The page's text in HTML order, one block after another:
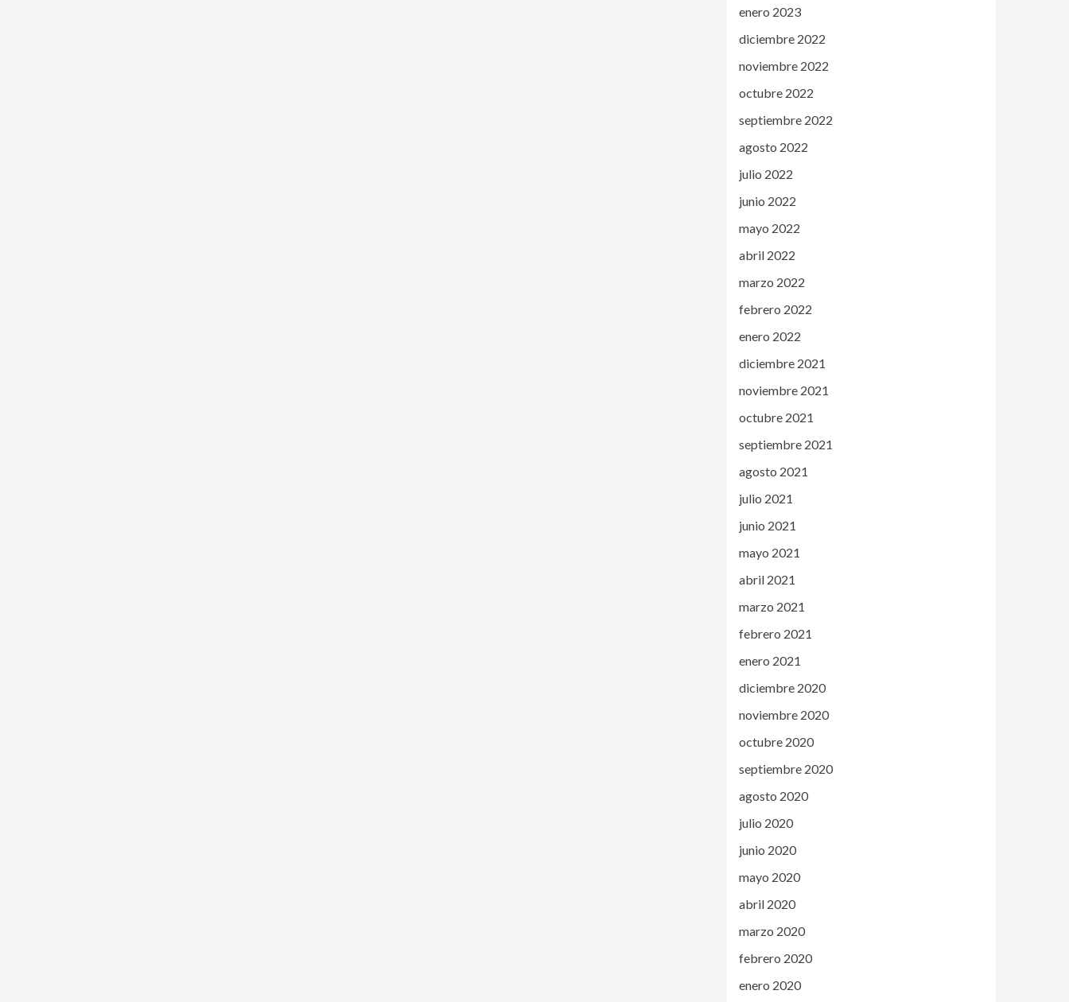
enero 2023
diciembre 2022
noviembre 2022
octubre 2022
septiembre 2022
agosto 2022
julio 2022
junio 2022
mayo 2022
abril 2022
marzo 2022
febrero 2022
enero 2022
diciembre 2021
noviembre 2021
octubre 2021
septiembre 2021
agosto 2021
julio 2021
junio 2021
mayo 2021
abril 2021
marzo 2021
febrero 2021
enero 2021
diciembre 2020
noviembre 2020
octubre 2020
septiembre 2020
agosto 2020
julio 2020
junio 2020
mayo 2020
abril 2020
marzo 2020
febrero 2020
enero 2020